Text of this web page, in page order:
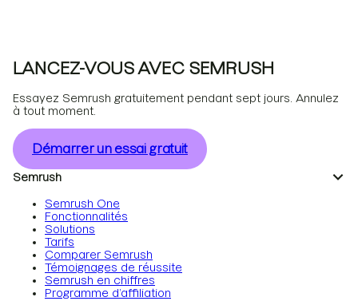
LANCEZ-VOUS AVEC SEMRUSH
Essayez Semrush gratuitement pendant sept jours. Annulez
à tout moment.
Démarrer un essai gratuit
Semrush
Semrush One
Fonctionnalités
Solutions
Tarifs
Comparer Semrush
Témoignages de réussite
Semrush en chiffres
Programme d’affiliation